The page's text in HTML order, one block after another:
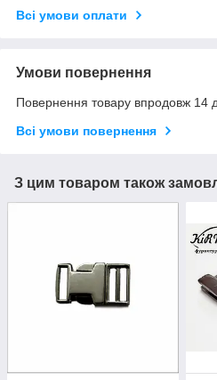
Всі умови оплати
Умови повернення
Повернення товару впродовж 14
Всі умови повернення
З цим товаром також